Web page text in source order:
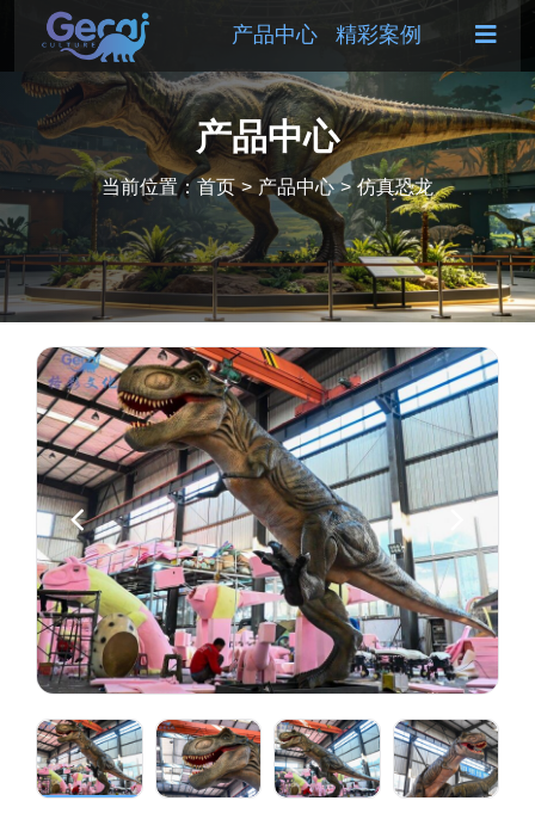
产品中心 精彩案例
产品中心
当前位置：首页 > 产品中心 > 仿真恐龙